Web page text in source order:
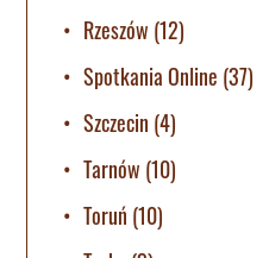
Rzeszów (12)
Spotkania Online (37)
Szczecin (4)
Tarnów (10)
Toruń (10)